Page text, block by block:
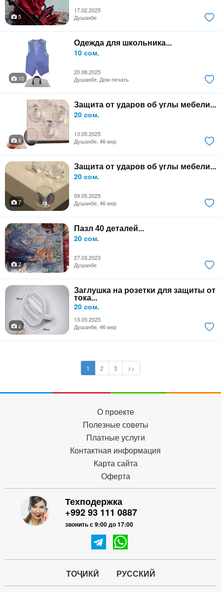
17.02.2025
5
Душанбе
Одежда для школьника...
10 сом.
20.08.2025
10
Душанбе, Дом печать
Защита от ударов об углы мебели...
20 сом.
13.05.2025
8
Душанбе, 46 мкр
Защита от ударов об углы мебели...
20 сом.
09.05.2025
7
Душанбе, 46 мкр
Пазл 40 деталей...
20 сом.
27.03.2023
2
Душанбе
Заглушка на розетки для защиты от
тока...
20 сом.
13.05.2025
2
Душанбе, 46 мкр
1 2 3 >>
О проекте
Полезные советы
Платные услуги
Контактная информация
Карта сайта
Оферта
Техподержка
+992 93 111 0887
звонить с 9:00 до 17:00
ТОҶИКӢ РУССКИЙ